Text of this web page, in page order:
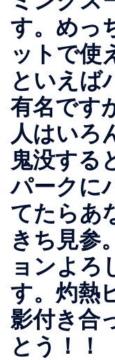
す。めっ
ットで使
といえば
有名です
人はいろ
鬼没する
パークに
てたらあ
きち見参
ョンよろ
す。灼熱
影付き合
とう！！